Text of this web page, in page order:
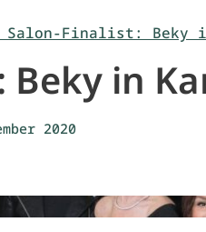
Salon-Finalist: Beky
Beky in
2020